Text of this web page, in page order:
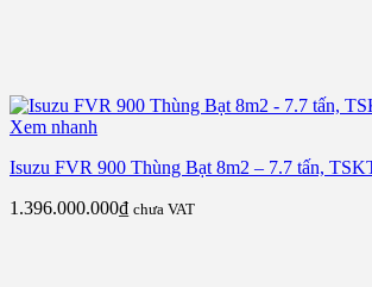
Xem nhanh
Isuzu FVR 900 Thùng Bạt 8m2 – 7.7 tấn,
1.396.000.000₫ chưa VAT